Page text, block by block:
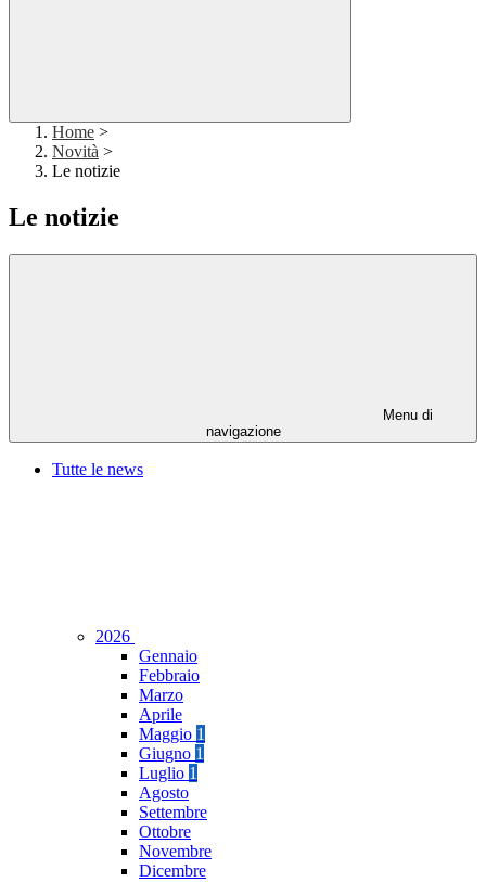
Home >
Novità >
Le notizie
Le notizie
Menu di
navigazione
Tutte le news
2026
Gennaio
Febbraio
Marzo
Aprile
Maggio 1
Giugno 1
Luglio 1
Agosto
Settembre
Ottobre
Novembre
Dicembre